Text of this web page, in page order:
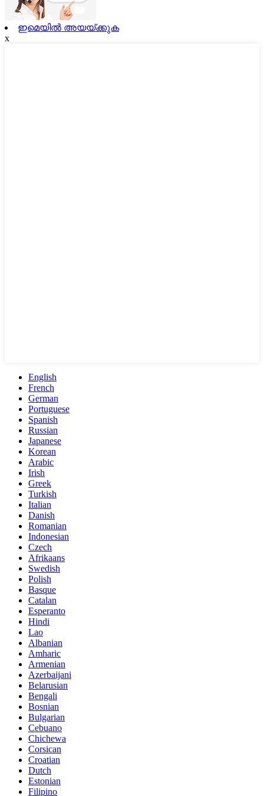
ഇമെയിൽ അയയ്ക്കുക
x
English
French
German
Portuguese
Spanish
Russian
Japanese
Korean
Arabic
Irish
Greek
Turkish
Italian
Danish
Romanian
Indonesian
Czech
Afrikaans
Swedish
Polish
Basque
Catalan
Esperanto
Hindi
Lao
Albanian
Amharic
Armenian
Azerbaijani
Belarusian
Bengali
Bosnian
Bulgarian
Cebuano
Chichewa
Corsican
Croatian
Dutch
Estonian
Filipino